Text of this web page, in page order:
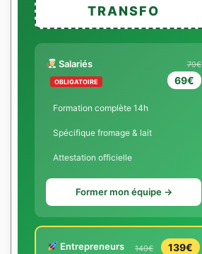
TRANSFO
Salariés
OBLIGATOIRE
79€
69€
Formation complète 14h
Spécifique fromage & lait
Attestation officielle
Former mon équipe →
Entrepreneurs 149€ 139€